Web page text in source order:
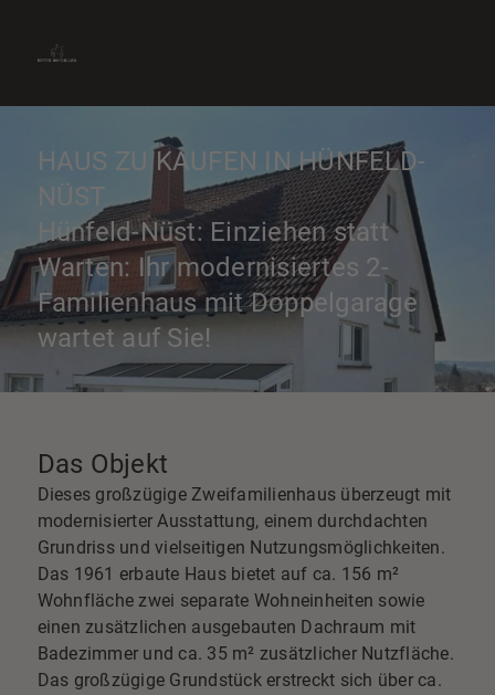
» Immobilie bewerten
HAUS ZU KAUFEN IN HÜNFELD-
NÜST
Hünfeld-Nüst: Einziehen statt
Warten: Ihr modernisiertes 2-
Familienhaus mit Doppelgarage
wartet auf Sie!
Das Objekt
Dieses großzügige Zweifamilienhaus überzeugt mit
modernisierter Ausstattung, einem durchdachten
Grundriss und vielseitigen Nutzungsmöglichkeiten.
Das 1961 erbaute Haus bietet auf ca. 156 m²
Wohnfläche zwei separate Wohneinheiten sowie
einen zusätzlichen ausgebauten Dachraum mit
Badezimmer und ca. 35 m² zusätzlicher Nutzfläche.
Das großzügige Grundstück erstreckt sich über ca.